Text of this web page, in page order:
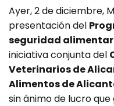
Ayer, 2 de diciembre,
presentación del
seguridad
iniciativa conjunta del
Veterinarios de
Alimentos de
sin ánimo de lucro